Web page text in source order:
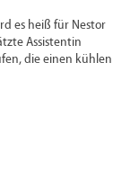
es heiß für Nestor
Assistentin
die einen kühlen